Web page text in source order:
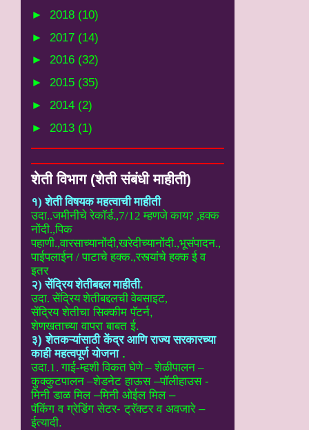
► 2018 (10)
► 2017 (14)
► 2016 (32)
► 2015 (35)
► 2014 (2)
► 2013 (1)
शेती विभाग (शेती संबंधी माहीती)
१) शेती विषयक महत्वाची माहीती
उदा..जमीनीचे रेकॉर्ड.,7/12 म्हणजे काय? ,हक्क
नोंदी.,पिक
पहाणी.,वारसाच्यानोंदी,खरेदीच्यानोंदी.,भूसंपादन.,
पाईपलाईन / पाटाचे हक्क.,रस्त्यांचे हक्क ईव
इतर
२) सेंद्रिय शेतीबद्दल माहीती.
उदा. सेंद्रिय शेतीबद्दलची वेबसाइट,
सेंद्रिय शेतीचा सिक्कीम पॅटर्न,
शेणखताच्या वापरा बाबत ई.
३) शेतकऱ्यांसाठी केंद्र आणि राज्य सरकारच्या
काही महत्वपूर्ण योजना.
उदा.1. गाई-म्हशी विकत घेणे – शेळीपालन –
कुक्कुटपालन –शेडनेट हाऊस –पॉलीहाउस -
मिनी डाळ मिल –मिनी ओईल मिल –
पॅकिंग व ग्रेडिंग सेटर- ट्रॅक्टर व अवजारे –
ईत्यादी.